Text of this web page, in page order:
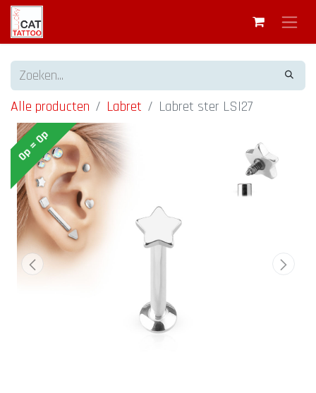
Alle producten Labret Labret ster LSI27
Op = Op